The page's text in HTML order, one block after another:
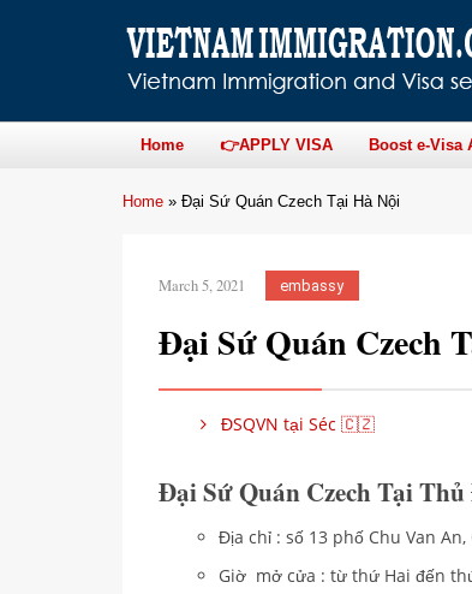
Home 👉APPLY VISA Boost e-Visa
Home » Đại Sứ Quán Czech Tại Hà Nội
March 5, 2021 embassy
Đại Sứ Quán Czech
ĐSQVN tại Séc 🇨🇿
Đại Sứ Quán Czech Tại
Địa chỉ : số 13 phố Chu Van
Giờ mở cửa : từ thứ Hai đến